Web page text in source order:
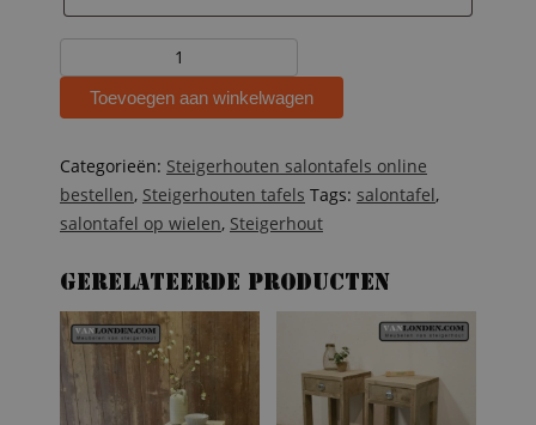
salontafel
DorianToevoegen aan winkelwagen
Categorieën: Steigerhouten salontafels online
bestellen, Steigerhouten tafels Tags: salontafel,
salontafel op wielen, Steigerhout
Gerelateerde producten